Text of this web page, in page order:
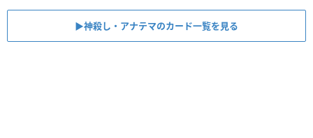
▶︎神殺し・アナテマのカード一覧を見る